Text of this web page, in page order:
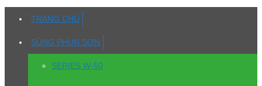
TRANG CHỦ
SÚNG PHUN SƠN
SERIES W-50